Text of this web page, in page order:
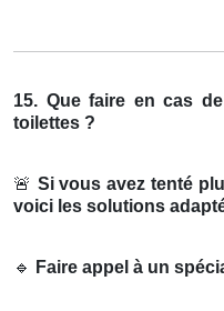
15. Que faire en cas
toilettes ?
🚨 Si vous avez tenté
voici les solutions
🔹 Faire appel à un